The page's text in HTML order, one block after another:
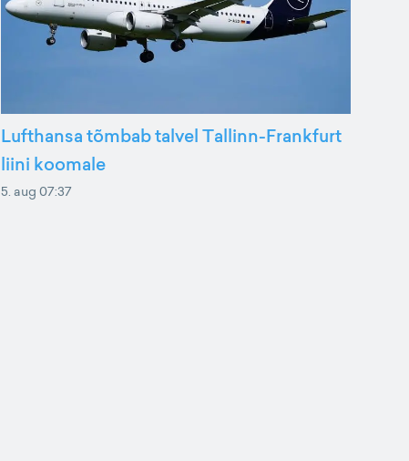
Lufthansa tõmbab talvel Tallinn-Frankfurt
liini koomale
5. aug 07:37